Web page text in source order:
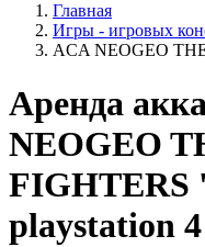
Главная
Игры - игровых
ACA NEOGEO
Аренда
NEOGEO
FIGHTERS
playstation 4